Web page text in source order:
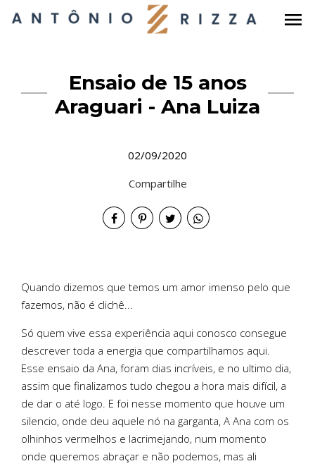
menu
Ensaio de 15 anos
Araguari - Ana Luiza
02/09/2020
Compartilhe
Quando dizemos que temos um amor imenso pelo que
fazemos, não é clichê...
Só quem vive essa experiência aqui conosco consegue
descrever toda a energia que compartilhamos aqui.
Esse ensaio da Ana, foram dias incríveis, e no ultimo dia,
assim que finalizamos tudo chegou a hora mais difícil, a
de dar o até logo. E foi nesse momento que houve um
silencio, onde deu aquele nó na garganta, A Ana com os
olhinhos vermelhos e lacrimejando, num momento
onde queremos abraçar e não podemos, mas ali